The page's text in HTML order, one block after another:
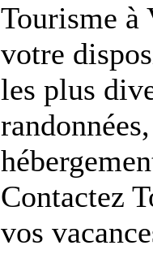
Tourisme à
votre
les plus
Contactez
vos